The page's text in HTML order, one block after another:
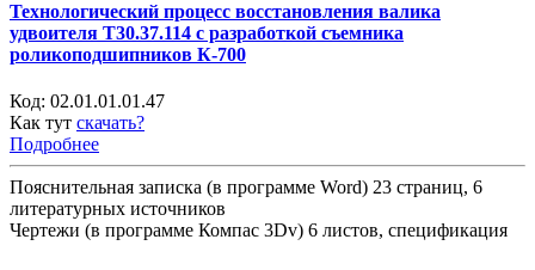
Технологический процесс восстановления валика
удвоителя Т30.37.114 с разработкой съемника
роликоподшипников К-700
Код: 02.01.01.01.47
Как тут скачать?
Подробнее
Пояснительная записка (в программе Word) 23 страниц, 6
литературных источников
Чертежи (в программе Компас 3Dv) 6 листов, спецификация